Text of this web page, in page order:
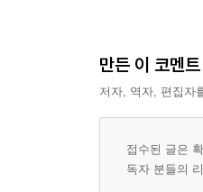
만든 이 코멘트
저자, 역자, 편집자
접수된 글은
독자 분들의